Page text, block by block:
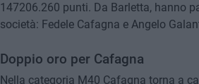
147206.260 punti. Da Barletta, hanno
società: Fedele Cafagna e Angelo
Doppio oro per Cafagna
Nella categoria M40 Cafagna torna a